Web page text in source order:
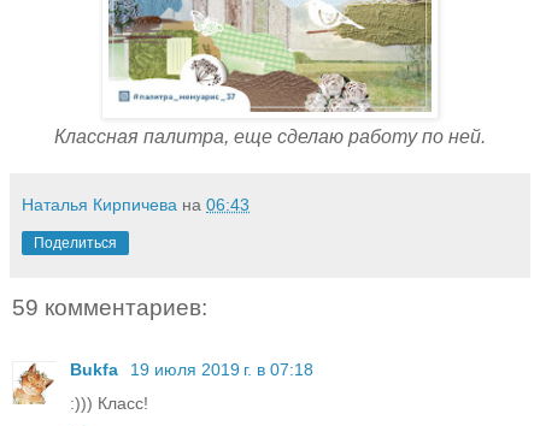
Классная палитра, еще сделаю работу по ней.
Наталья Кирпичева на 06:43
Поделиться
59 комментариев:
Bukfa
19 июля 2019 г. в 07:18
:))) Класс!